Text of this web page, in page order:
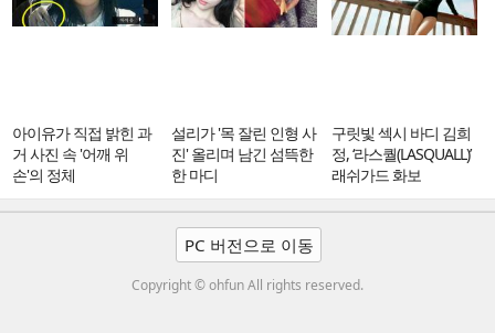
아이유가 직접 밝힌 과
거 사진 속 '어깨 위
손'의 정체
설리가 '목 잘린 인형 사
진' 올리며 남긴 섬뜩한
한 마디
구릿빛 섹시 바디 김희
정, ‘라스퀄(LASQUALL)’
래쉬가드 화보
PC 버전으로 이동
Copyright © ohfun All rights reserved.